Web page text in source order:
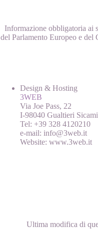
Informazione obbligatoria ai
del Parlamento Europeo e del
Design & Hosting
3WEB
Via Joe Pass, 22
I-98040 Gualtieri
Tel: +39 328 4120210
e-mail: info@3web.it
Website: www.3web.it
Ultima modifica di